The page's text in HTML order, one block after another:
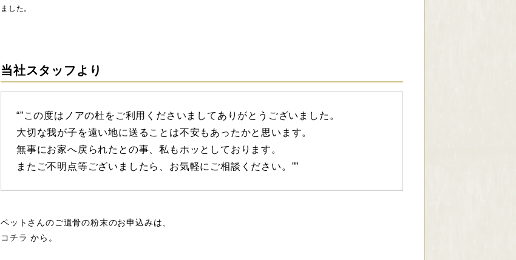
ました。
当社スタッフより
“”この度はノアの杜をご利用くださいましてありがとうございました。
大切な我が子を遠い地に送ることは不安もあったかと思います。
無事にお家へ戻られたとの事、私もホッとしております。
またご不明点等ございましたら、お気軽にご相談ください。””
ペットさんのご遺骨の粉末のお申込みは、
コチラ から。